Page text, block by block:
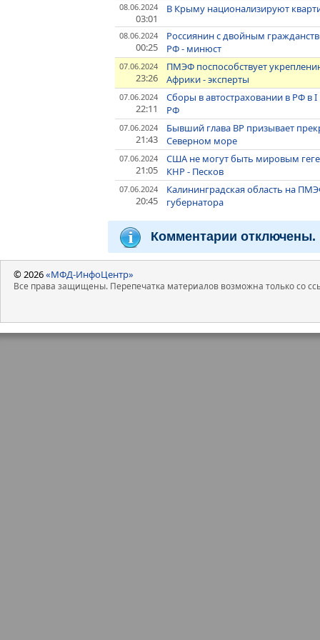
08.06.2024
03:01
В Крыму национализируют
08.06.2024
00:25
Россиянин с двойным
РФ - минюст
07.06.2024
23:26
ПМЭФ поспособствует
Африки - эксперты
07.06.2024
22:11
Сборы в автостраховании в РФ в
РФ
07.06.2024
21:43
Бывший глава BP призывает
Северном море
07.06.2024
21:05
США не могут быть мировым
КНР - Песков
07.06.2024
20:45
Калининградская область на
губернатора
Комментарии отключены.
© 2026«МФД-ИнфоЦентр»
Все права защищены. Перепечатка материалов возможна только со